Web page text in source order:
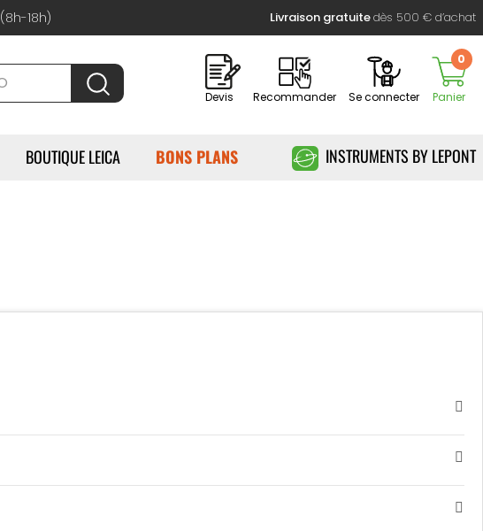
(8h-18h) Livraison gratuitedès 500 € d’achat
Devis Recommander Se connecter Panier
0
BOUTIQUE LEICA BONS PLANS INSTRUMENTS BY LEPONT